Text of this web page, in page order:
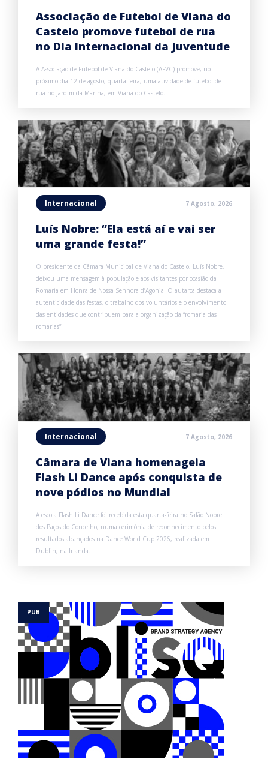
Associação de Futebol de Viana do
Castelo promove futebol de rua
no Dia Internacional da Juventude
A Associação de Futebol de Viana do Castelo (AFVC) promove, no
próximo dia 12 de agosto, quarta-feira, uma atividade de futebol de
rua no Jardim da Marina, em Viana do Castelo.
Internacional 7 Agosto, 2026
Luís Nobre: “Ela está aí e vai ser
uma grande festa!”
O presidente da Câmara Municipal de Viana do Castelo, Luís Nobre,
deixou uma mensagem à população e aos visitantes por ocasião da
Romaria em Honra de Nossa Senhora d’Agonia. O autarca destaca a
autenticidade das festas, o trabalho dos voluntários e o envolvimento
das entidades que contribuem para a organização da “romaria das
romarias”.
Internacional 7 Agosto, 2026
Câmara de Viana homenageia
Flash Li Dance após conquista de
nove pódios no Mundial
A escola Flash Li Dance foi recebida esta quarta-feira no Salão Nobre
dos Paços do Concelho, numa cerimónia de reconhecimento pelos
resultados alcançados na Dance World Cup 2026, realizada em
Dublin, na Irlanda.